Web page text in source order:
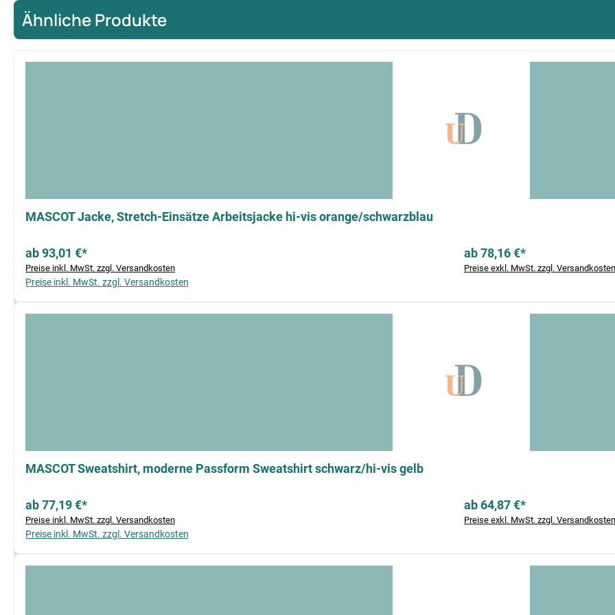
Ähnliche Produkte
MASCOT Jacke, Stretch-Einsätze Arbeitsjacke hi-vis orange/schwarzblau
ab 93,01 €*
Preise inkl. MwSt. zzgl. Versandkosten
ab 78,16 €*
Preise exkl. MwSt. zzgl. Versandkosten
Preise inkl. MwSt. zzgl. Versandkosten
MASCOT Sweatshirt, moderne Passform Sweatshirt schwarz/hi-vis gelb
ab 77,19 €*
Preise inkl. MwSt. zzgl. Versandkosten
ab 64,87 €*
Preise exkl. MwSt. zzgl. Versandkosten
Preise inkl. MwSt. zzgl. Versandkosten